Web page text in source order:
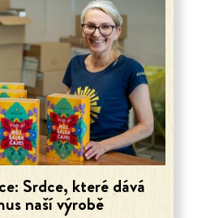
Srdce, které dává
naší výrobě